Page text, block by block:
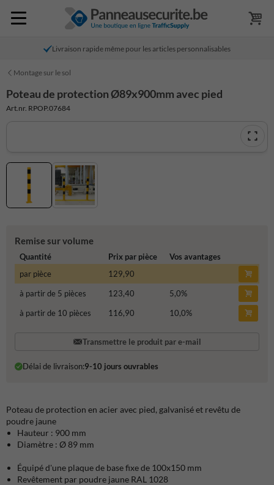
Livraison rapide même pour les articles personnalisables
Montage sur le sol
Poteau de protection Ø89x900mm avec pied
Art.nr. RPOP.07684
Remise sur volume
Quantité Prix par pièce
Vos avantages
par pièce
129,90
à partir de 5 pièces
123,40 5,0%
à partir de 10 pièces
116,90 10,0%
Transmettre le produit par e-mail
Délai de livraison:9-10 jours ouvrables
Poteau de protection en acier avec pied, galvanisé et revêtu de
poudre jaune
Hauteur : 900 mm
Diamètre : Ø 89 mm
Équipé d'une plaque de base fixe de 100x150 mm
Revêtement par poudre jaune RAL 1028